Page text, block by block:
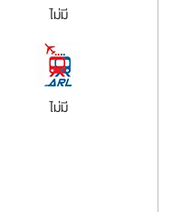
ไม่มี
ไม่มี